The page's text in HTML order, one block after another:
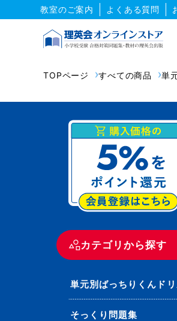
教室のご案内 よくある質問
TOPページ すべての商品 単
カテゴリから探す
単元別ばっちりくんド
そっくり問題集